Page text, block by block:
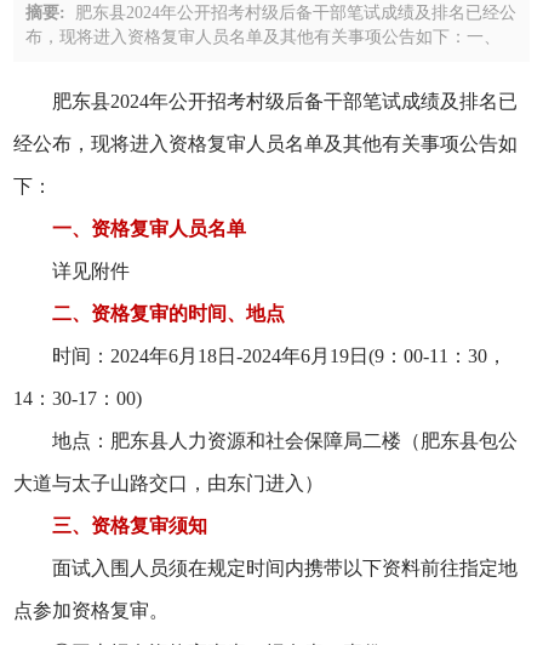
服务信息
摘要: 肥东县2024年公开招考村级后备干部笔试成绩及排名已经公
布，现将进入资格复审人员名单及其他有关事项公告如下：一、
肥东县2024年公开招考村级后备干部笔试成绩及排名已
经公布，现将进入资格复审人员名单及其他有关事项公告如
下：
一、资格复审人员名单
详见附件
二、资格复审的时间、地点
时间： 2024年6月 18日-2024年6月 19日(9：00-11：30，
14：30-17：00)
地点：肥东县人力资源和社会保障局二楼（肥东县包公
大道与太子山路交口，由东门进入）
三、资格复审须知
面试入围人员须在规定时间内携带以下资料前往指定地
点参加资格复审。